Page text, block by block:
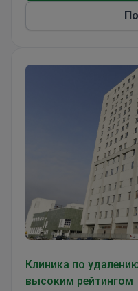
Клиника по
высоким рейтингом